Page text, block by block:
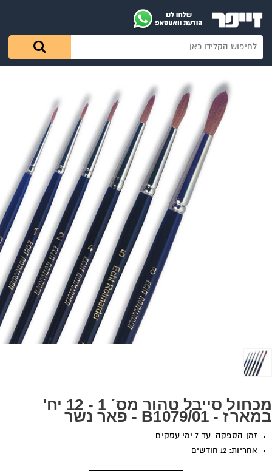
מכחול סייבל טהור מס´ 1 - 12 יח'
במארז - B1079/01 - פאר נשר
זמן הספקה: עד 7 ימי עסקים
אחריות: 12 חודשים